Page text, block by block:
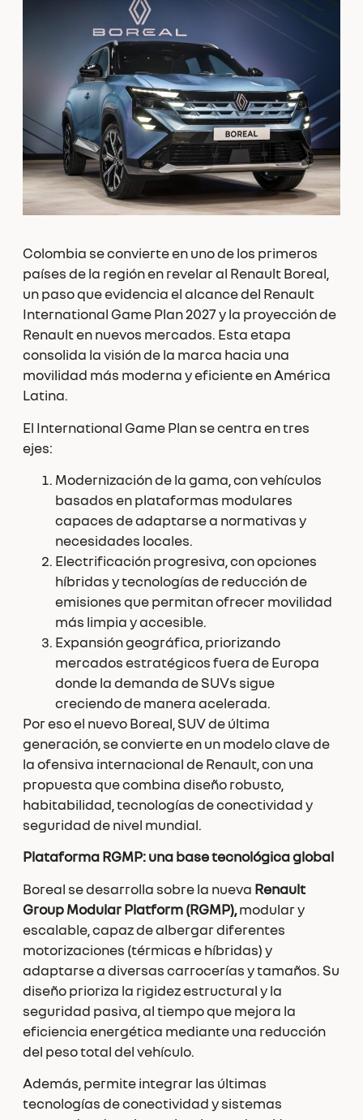
Colombia se convierte en uno de los primeros
países de la región en revelar al Renault Boreal,
un paso que evidencia el alcance del Renault
International Game Plan 2027 y la proyección de
Renault en nuevos mercados. Esta etapa
consolida la visión de la marca hacia una
movilidad más moderna y eficiente en América
Latina.
El International Game Plan se centra en tres
ejes:
Modernización de la gama, con vehículos
basados en plataformas modulares
capaces de adaptarse a normativas y
necesidades locales.
Electrificación progresiva, con opciones
híbridas y tecnologías de reducción de
emisiones que permitan ofrecer movilidad
más limpia y accesible.
Expansión geográfica, priorizando
mercados estratégicos fuera de Europa
donde la demanda de SUVs sigue
creciendo de manera acelerada.
Por eso el nuevo Boreal, SUV de última
generación, se convierte en un modelo clave de
la ofensiva internacional de Renault, con una
propuesta que combina diseño robusto,
habitabilidad, tecnologías de conectividad y
seguridad de nivel mundial.
Plataforma RGMP: una base tecnológica global
Boreal se desarrolla sobre la nueva Renault
Group Modular Platform (RGMP),modular y
escalable, capaz de albergar diferentes
motorizaciones (térmicas e híbridas) y
adaptarse a diversas carrocerías y tamaños. Su
diseño prioriza la rigidez estructural y la
seguridad pasiva, al tiempo que mejora la
eficiencia energética mediante una reducción
del peso total del vehículo.
Además, permite integrar las últimas
tecnologías de conectividad y sistemas